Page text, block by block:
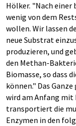
Hölker. "Nach
wenig von dem
wollen. Wir lassen
neue Substrat
produzieren, und
den Methan-
Biomasse, so dass
können." Das
wird am Anfang mit
transportiert die
Enzymen in den